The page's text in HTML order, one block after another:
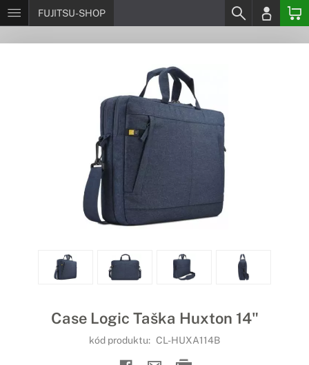
FUJITSU-SHOP
Case Logic Taška Huxton 14"
kód produktu: CL-HUXA114B